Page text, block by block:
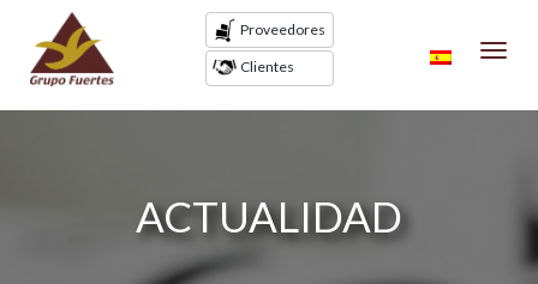
Proveedores
Clientes
ACTUALIDAD